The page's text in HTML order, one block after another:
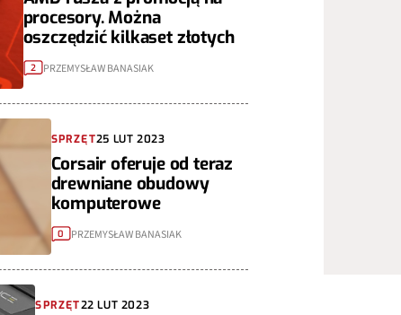
procesory. Można
oszczędzić kilkaset złotych
2 PRZEMYSŁAW BANASIAK
SPRZĘT25 LUT 2023
Corsair oferuje od teraz
drewniane obudowy
komputerowe
0 PRZEMYSŁAW BANASIAK
SPRZĘT22 LUT 2023